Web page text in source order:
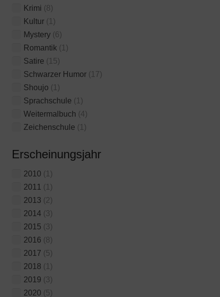
Krimi (8)
Kultur (1)
Mystery (6)
Romantik (1)
Satire (15)
Schwarzer Humor (17)
Shoujo (1)
Sprachschule (1)
Weitermalbuch (4)
Zeichenschule (1)
Erscheinungsjahr
2010 (1)
2011 (1)
2013 (2)
2014 (3)
2015 (3)
2016 (8)
2017 (5)
2018 (1)
2019 (3)
2020 (5)